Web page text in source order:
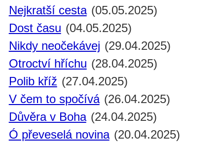
Nejkratší cesta (05.05.2025)
Dost času (04.05.2025)
Nikdy neočekávej (29.04.2025)
Otroctví hříchu (28.04.2025)
Polib kříž (27.04.2025)
V čem to spočívá (26.04.2025)
Důvěra v Boha (24.04.2025)
Ó převeselá novina (20.04.2025)